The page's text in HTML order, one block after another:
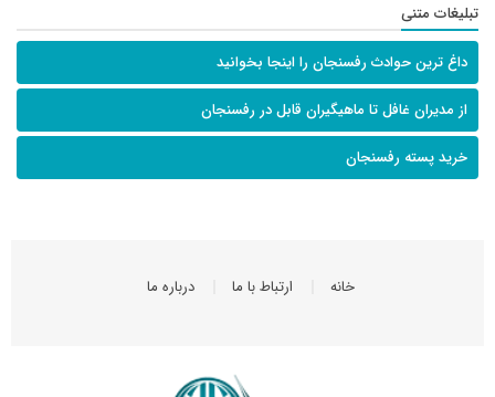
تبلیغات متنی
داغ ترین حوادث رفسنجان را اینجا بخوانید
از مدیران غافل تا ماهیگیران قابل در رفسنجان
خرید پسته رفسنجان
خانه ارتباط با ما درباره ما